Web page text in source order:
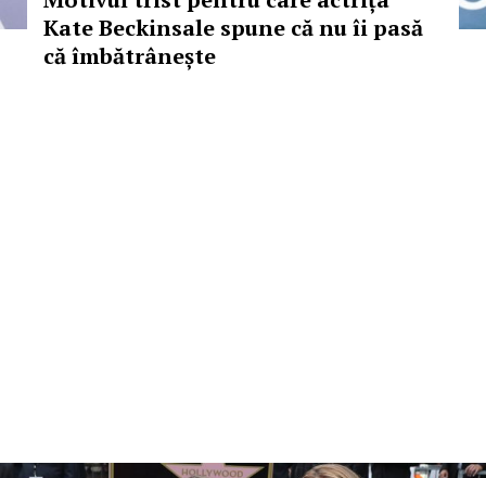
Kate Beckinsale spune că nu îi pasă
că îmbătrânește